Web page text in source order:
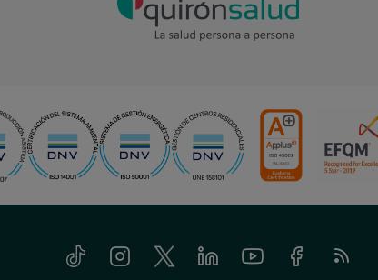
Tiktok InstagramTwitter LinkedinYoutube FacebookFeed
RSS